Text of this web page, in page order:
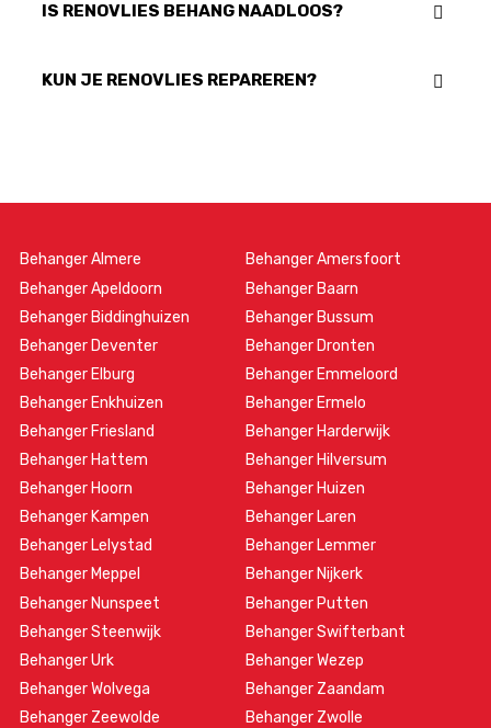
IS RENOVLIES BEHANG NAADLOOS?
KUN JE RENOVLIES REPAREREN?
Behanger Almere
Behanger Amersfoort
Behanger Apeldoorn
Behanger Baarn
Behanger Biddinghuizen
Behanger Bussum
Behanger Deventer
Behanger Dronten
Behanger Elburg
Behanger Emmeloord
Behanger Enkhuizen
Behanger Ermelo
Behanger Friesland
Behanger Harderwijk
Behanger Hattem
Behanger Hilversum
Behanger Hoorn
Behanger Huizen
Behanger Kampen
Behanger Laren
Behanger Lelystad
Behanger Lemmer
Behanger Meppel
Behanger Nijkerk
Behanger Nunspeet
Behanger Putten
Behanger Steenwijk
Behanger Swifterbant
Behanger Urk
Behanger Wezep
Behanger Wolvega
Behanger Zaandam
Behanger Zeewolde
Behanger Zwolle